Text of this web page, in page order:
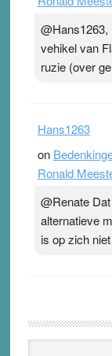
vehikel van
ruzie (over
Hans1263
on
Ronald
@Renate
alternatieve
is op zich